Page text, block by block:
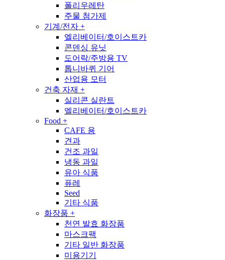
폴리우레탄
주물 첨가제
기계/전자 +
엘리베이터/호이스트카
콘덴싱 유닛
도어락/주방용 TV
톱니바퀴 기어
산업용 모터
건축 자재 +
실리콘 실란트
엘리베이터/호이스트카
Food +
CAFE 용
견과
건조 과일
냉동 과일
유아 식품
퓨레
Seed
기타 식품
화장품 +
천연 발효 화장품
마스크팩
기타 일반 화장품
미용기기